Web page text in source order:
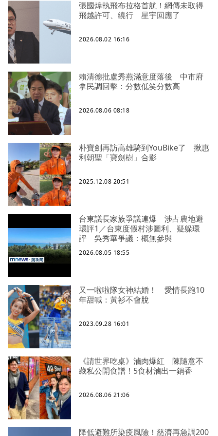
張國煒執飛布拉格首航！網傳未取得
飛越許可、繞行 星宇回應了
2026.08.02 16:16
賴清德批盧秀燕滿意度落後 中市府
拿民調回擊：分數低笑分數高
2026.08.06 08:18
朴寶劍再訪高雄騎到YouBike了 揪惠
利朝聖「寶劍樹」合影
2025.12.08 20:51
台東議長家族爭議連爆 涉占農地避
環評1／台東度假村涉圖利、疑躲環
評 吳秀華爭議：概無參與
2026.08.05 18:55
又一啦啦隊女神結婚！ 愛情長跑10
年甜喊：黃衫不會脫
2023.09.28 16:01
《請世界吃桌》滷肉爆紅 陳隨意不
藏私公開食譜！5食材滷出一鍋香
2026.08.06 21:06
降低避難所染疫風險！慈濟再急調200